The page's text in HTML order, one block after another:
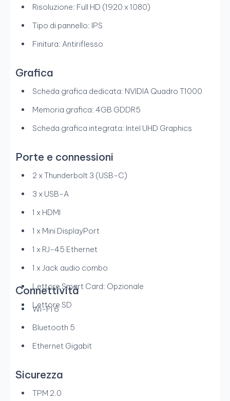
Risoluzione: Full HD (1920 x 1080)
Tipo di pannello: IPS
Finitura: Antiriflesso
Grafica
Scheda grafica dedicata: NVIDIA Quadro T1000
Memoria grafica: 4GB GDDR5
Scheda grafica integrata: Intel UHD Graphics
Porte e connessioni
2 x Thunderbolt 3 (USB-C)
3 x USB-A
1 x HDMI
1 x Mini DisplayPort
1 x RJ-45 Ethernet
1 x Jack audio combo
Lettore Smart Card: Opzionale
Lettore SD
Connettività
Wi-Fi 6
Bluetooth 5
Ethernet Gigabit
Sicurezza
TPM 2.0